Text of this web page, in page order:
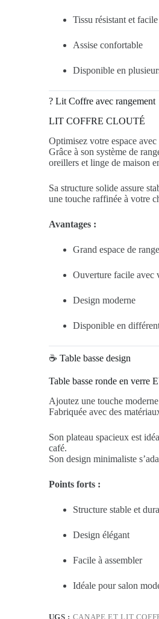
Tissu résistant et
Assise confortable
Disponible en
?️ Lit Coffre avec rangement
LIT COFFRE CLOUTÉ
Optimisez votre espace
Grâce à son système de
oreillers et linge de maison
Sa structure solide assure
une touche raffinée à votre
Avantages :
Grand espace de
Ouverture facile avec
Design moderne
Disponible en
☕ Table basse design
Table basse ronde en verre
Ajoutez une touche
Fabriquée avec des
Son plateau spacieux est
café.
Son design minimaliste
Points forts :
Structure stable et
Design élégant
Facile à assembler
Idéale pour salon
UGS : CANAPE ET LIT